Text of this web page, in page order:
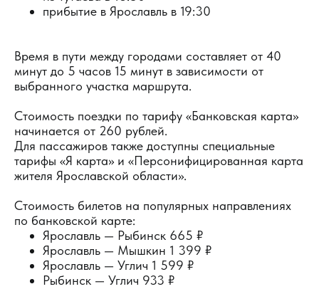
прибытие в Ярославль в 19:30
Время в пути между городами составляет от 40
минут до 5 часов 15 минут в зависимости от
выбранного участка маршрута.
Стоимость поездки по тарифу «Банковская карта»
начинается от 260 рублей.
Для пассажиров также доступны специальные
тарифы «Я карта» и «Персонифицированная карта
жителя Ярославской области».
Стоимость билетов на популярных направлениях
по банковской карте:
Ярославль — Рыбинск 665 ₽
Ярославль — Мышкин 1 399 ₽
Ярославль — Углич 1 599 ₽
Рыбинск — Углич 933 ₽